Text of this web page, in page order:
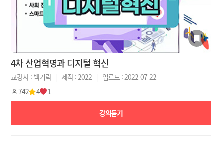
4차 산업혁명과 디지털 혁신
교강사 : 백기락 제작 : 2022
업로드 : 2022-07-22
742
4 1
강의듣기